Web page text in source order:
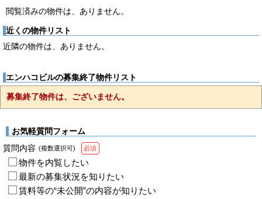
閲覧済みの物件は、ありません。
近くの物件リスト
近隣の物件は、ありません。
エンハコビルの募集終了物件リスト
募集終了物件は、ございません。
お気軽質問フォーム
質問内容 (複数選択可) 必須
物件を内覧したい
最新の募集状況を知りたい
賃料等の“未公開”の内容が知りたい